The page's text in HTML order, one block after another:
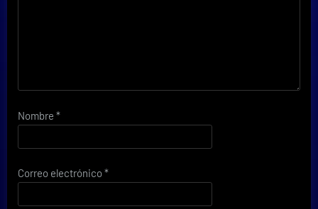
Nombre *
Correo electrónico*